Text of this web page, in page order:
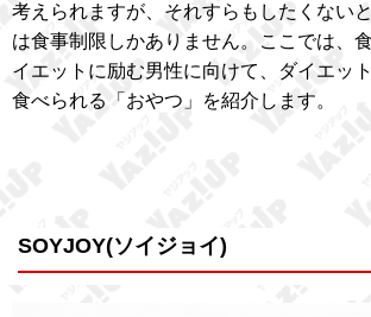
考えられますが、それすらもしたくない
は食事制限しかありません。ここでは、
イエットに励む男性に向けて、ダイエッ
食べられる「おやつ」を紹介します。
SOYJOY(ソイジョイ)